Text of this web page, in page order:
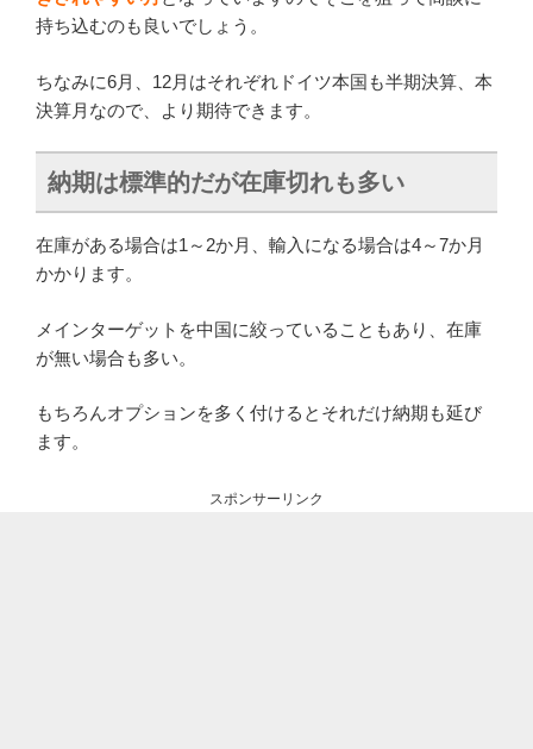
持ち込むのも良いでしょう。
ちなみに6月、12月はそれぞれドイツ本国も半期決算、本
決算月なので、より期待できます。
納期は標準的だが在庫切れも多い
在庫がある場合は1～2か月、輸入になる場合は4～7か月
かかります。
メインターゲットを中国に絞っていることもあり、在庫
が無い場合も多い。
もちろんオプションを多く付けるとそれだけ納期も延び
ます。
スポンサーリンク